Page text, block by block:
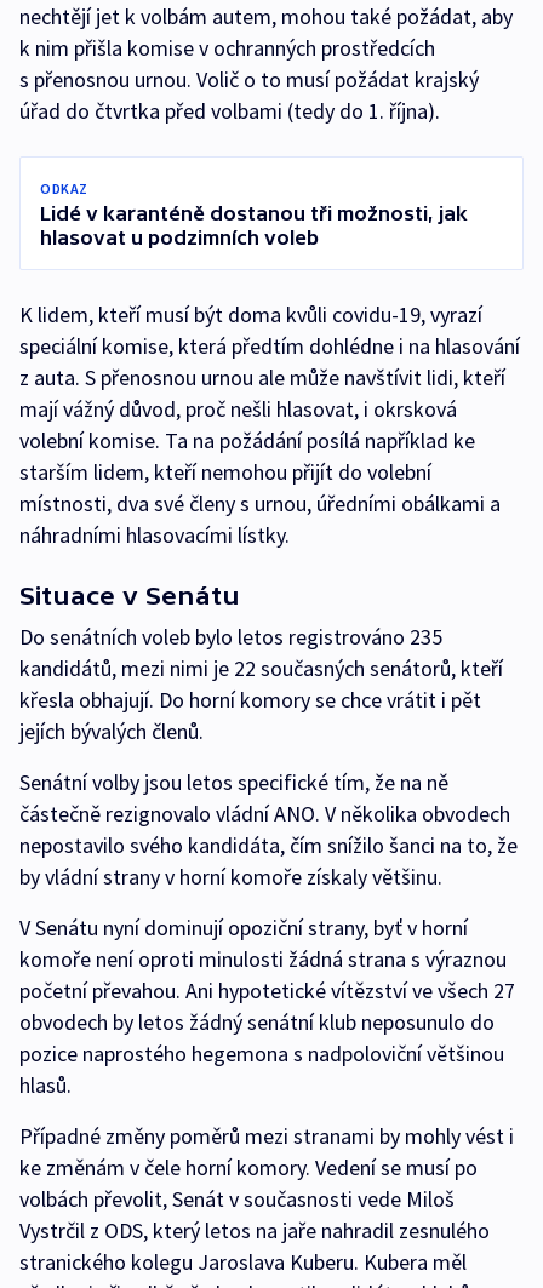
nechtějí jet k volbám autem, mohou také požádat, aby
k nim přišla komise v ochranných prostředcích
s přenosnou urnou. Volič o to musí požádat krajský
úřad do čtvrtka před volbami (tedy do 1. října).
ODKAZ
Lidé v karanténě dostanou tři možnosti, jak
hlasovat u podzimních voleb
K lidem, kteří musí být doma kvůli covidu-19, vyrazí
speciální komise, která předtím dohlédne i na hlasování
z auta. S přenosnou urnou ale může navštívit lidi, kteří
mají vážný důvod, proč nešli hlasovat, i okrsková
volební komise. Ta na požádání posílá například ke
starším lidem, kteří nemohou přijít do volební
místnosti, dva své členy s urnou, úředními obálkami a
náhradními hlasovacími lístky.
Situace v Senátu
Do senátních voleb bylo letos registrováno 235
kandidátů, mezi nimi je 22 současných senátorů, kteří
křesla obhajují. Do horní komory se chce vrátit i pět
jejích bývalých členů.
Senátní volby jsou letos specifické tím, že na ně
částečně rezignovalo vládní ANO. V několika obvodech
nepostavilo svého kandidáta, čím snížilo šanci na to, že
by vládní strany v horní komoře získaly většinu.
V Senátu nyní dominují opoziční strany, byť v horní
komoře není oproti minulosti žádná strana s výraznou
početní převahou. Ani hypotetické vítězství ve všech 27
obvodech by letos žádný senátní klub neposunulo do
pozice naprostého hegemona s nadpoloviční většinou
hlasů.
Případné změny poměrů mezi stranami by mohly vést i
ke změnám v čele horní komory. Vedení se musí po
volbách převolit, Senát v současnosti vede Miloš
Vystrčil z ODS, který letos na jaře nahradil zesnulého
stranického kolegu Jaroslava Kuberu. Kubera měl